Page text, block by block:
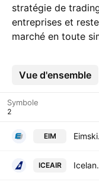
stratégie de
entreprises et
marché en toute
Vue d'ensemble
Plus
Symbole
EIM
ICEAIR